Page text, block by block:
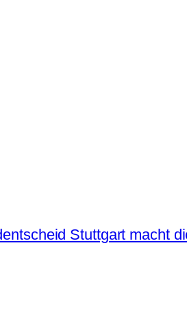
Stuttgart macht